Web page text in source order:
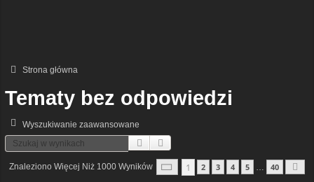
Strona główna
Tematy bez odpowiedzi
Wyszukiwanie zaawansowane
Szukaj
Znaleziono Więcej Niż 1000 Wyników Strona1 40
1 2 3 4 5 40